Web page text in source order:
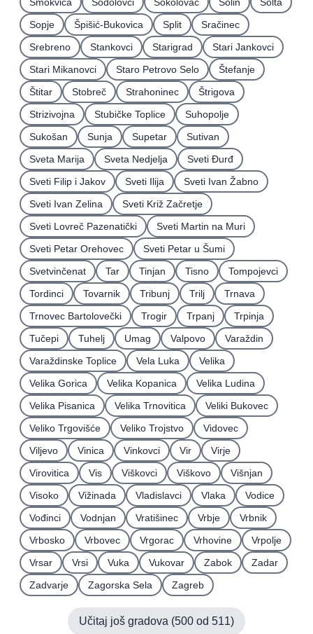
Sopje
Špišić-Bukovica Split
Sračinec
Srebreno
Stankovci Starigrad
Stari Jankovci
Stari Mikanovci
Staro Petrovo Selo
Štefanje
Štitar
Stobreč Strahoninec
Štrigova
Strizivojna
Stubičke Toplice
Suhopolje
Sukošan
Sunja Supetar
Sutivan
Sveta Marija
Sveta Nedjelja
Sveti Ðurđ
Sveti Filip i Jakov
Sveti Ilija
Sveti Ivan Žabno
Sveti Ivan Zelina
Sveti Križ Začretje
Sveti Lovreč Pazenatički
Sveti Martin na Muri
Sveti Petar Orehovec
Sveti Petar u Šumi
Svetvinčenat
Tar Tinjan Tisno
Tompojevci
Tordinci
Tovarnik Tribunj Trilj
Trnava
Trnovec Bartolovečki
Trogir Trpanj
Trpinja
Tučepi
Tuhelj Umag Valpovo
Varaždin
Varaždinske Toplice
Vela Luka
Velika
Velika Gorica
Velika Kopanica
Velika Ludina
Velika Pisanica
Velika Trnovitica
Veliki Bukovec
Veliko Trgovišće
Veliko Trojstvo
Vidovec
Viljevo
Vinica Vinkovci Vir
Virje
Virovitica
Vis Viškovci Viškovo
Višnjan
Visoko
Vižinada Vladislavci Vlaka
Vodice
Vođinci
Vodnjan Vratišinec Vrbje
Vrbnik
Vrbosko
Vrbovec Vrgorac Vrhovine
Vrpolje
Vrsar
Vrsi Vuka Vukovar Zabok
Zadar
Zadvarje
Zagorska Sela Zagreb
Učitaj još gradova (500 od 511)